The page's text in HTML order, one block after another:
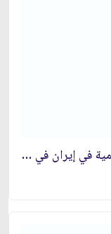
نص حكم تصديق رئاسة الجمهورية الإسلامية في إيران في دورتها الثانية عشرة